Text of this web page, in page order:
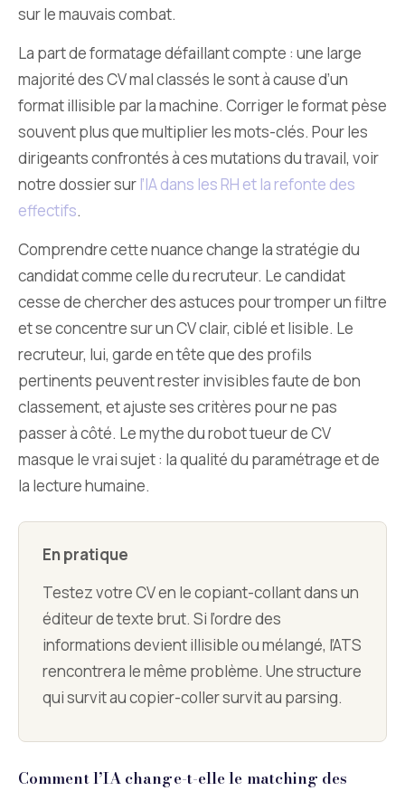
sur le mauvais combat.
La part de formatage défaillant compte : une large
majorité des CV mal classés le sont à cause d’un
format illisible par la machine. Corriger le format pèse
souvent plus que multiplier les mots-clés. Pour les
dirigeants confrontés à ces mutations du travail, voir
notre dossier sur l’IA dans les RH et la refonte des
effectifs.
Comprendre cette nuance change la stratégie du
candidat comme celle du recruteur. Le candidat
cesse de chercher des astuces pour tromper un filtre
et se concentre sur un CV clair, ciblé et lisible. Le
recruteur, lui, garde en tête que des profils
pertinents peuvent rester invisibles faute de bon
classement, et ajuste ses critères pour ne pas
passer à côté. Le mythe du robot tueur de CV
masque le vrai sujet : la qualité du paramétrage et de
la lecture humaine.
En pratique
Testez votre CV en le copiant-collant dans un
éditeur de texte brut. Si l’ordre des
informations devient illisible ou mélangé, l’ATS
rencontrera le même problème. Une structure
qui survit au copier-coller survit au parsing.
Comment l’IA change-t-elle le matching des